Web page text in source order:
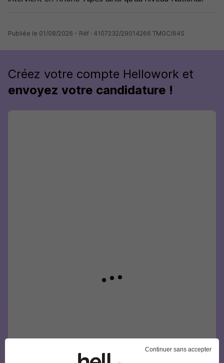
Publiée le 01/08/2026 - Réf : 4107232/29014266 TMGC/64S
Créez votre compte Hellowork et
envoyez votre candidature !
Continuer sans accepter